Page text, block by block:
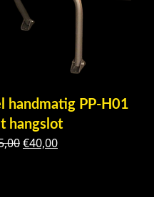
handmatig PP-H01
hangslot
Oorspronkelijke
€40,00Huidige